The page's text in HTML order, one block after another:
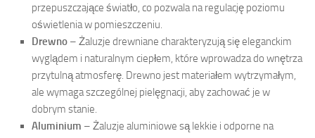
przepuszczające światło, co pozwala na regulację poziomu
oświetlenia w pomieszczeniu.
Drewno – Żaluzje drewniane charakteryzują się eleganckim
wyglądem i naturalnym ciepłem, które wprowadza do wnętrza
przytulną atmosferę. Drewno jest materiałem wytrzymałym,
ale wymaga szczególnej pielęgnacji, aby zachować je w
dobrym stanie.
Aluminium – Żaluzje aluminiowe są lekkie i odporne na